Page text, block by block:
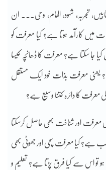
تجربہ، شہود، الھام، وحی۔۔۔ ان
میں کارآمد ہوتا ہے؟ کیا معرفت کو
سکتا ہے؟ معرفت کا ڈھانچہ کیسا
یعنی معرفت بذات خود ایک مستقل
کا دائرہ کتنا وسیع ہے؟
معرفت اور شناخت بھی حاصل کرسکتا
ہے؟ کیا معرفت سچی اور جھوٹی بھی
تو اس سے کیا فرق پڑتا ہے؟ تعلیم و